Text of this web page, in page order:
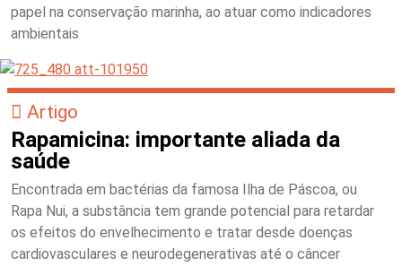
papel na conservação marinha, ao atuar como indicadores
ambientais
Artigo
Rapamicina: importante aliada da
saúde
Encontrada em bactérias da famosa Ilha de Páscoa, ou
Rapa Nui, a substância tem grande potencial para retardar
os efeitos do envelhecimento e tratar desde doenças
cardiovasculares e neurodegenerativas até o câncer